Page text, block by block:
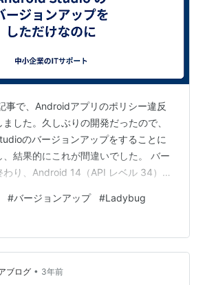
事で、Androidアプリのポリシー違反
した。久しぶりの開発だったので、
のバージョンアップをすることに
、結果的にこれが間違いでした。 バー
わり、Android 14（API レベル 34）の
くなってしまいました…。現在もま
ませんが、おそらく、Android
を上げたことでバンドルされている
ョンも上がり、その影響でGradle（ビ
定に問題が生じたのだ…
#バージョンアップ #Ladybug
ブログ • 3年前